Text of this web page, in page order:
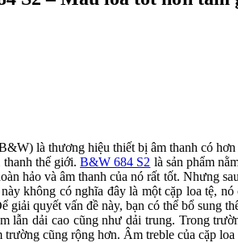
là thương hiệu thiết bị âm thanh có hơn
thanh thế giới.B&W 684 S2 là sản phẩm
hảo và âm thanh của nó rất tốt. Nhưng
không có nghĩa đây là một cặp loa tệ,
giải quyết vấn đề này, bạn có thể bổ sung
lẫn dải cao cũng như dải trung. Trong
trường cũng rộng hơn. Âm treble của cặp